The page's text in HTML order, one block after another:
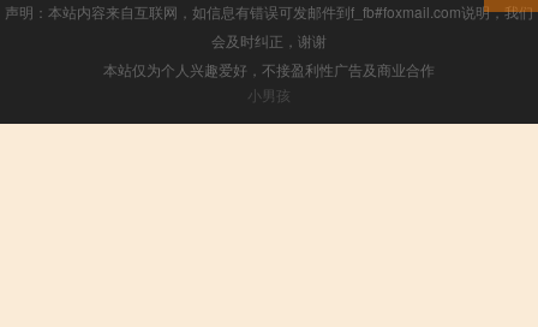
声明：本站内容来自互联网，如信息有错误可发邮件到f_fb#foxmail.com说明，我们
会及时纠正，谢谢
本站仅为个人兴趣爱好，不接盈利性广告及商业合作
小男孩